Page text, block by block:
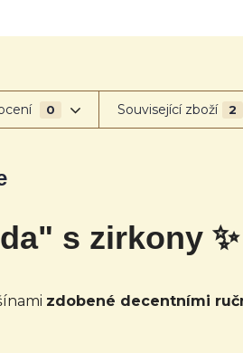
0 Související zboží 2
s zirkony ✨
zdobené decentními